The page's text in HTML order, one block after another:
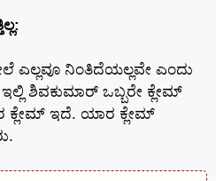
ಎಲ್ಲವೂ ನಿಂತಿದೆಯಲ್ಲವೇ ಎಂದು
ಶಿವಕುಮಾರ್ ಒಬ್ಬರೇ ಕ್ಲೇಮ್
ಕ್ಲೇಮ್ ಇದೆ. ಯಾರ ಕ್ಲೇಮ್